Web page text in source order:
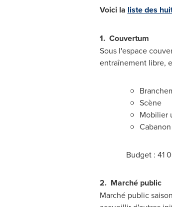
Voici la liste des
1. Couvertum
Sous l'espace
entraînement libre,
Scène
Mobilier
Budget : 41
2. Marché public
Marché public